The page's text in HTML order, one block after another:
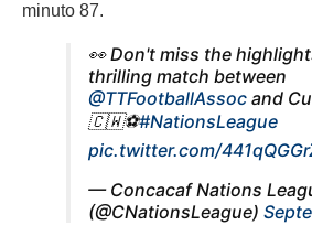
minuto 87.
👀 Don't miss the
thrilling match between
@TTFootballAssoc and
🇨🇼⚽#NationsLeague
pic.twitter.com/
— Concacaf Nations
(@CNationsLeague)